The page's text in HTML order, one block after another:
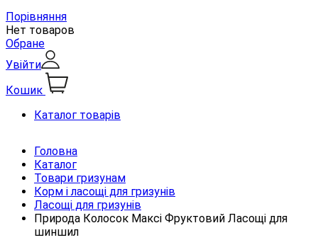
Порівняння
Нет товаров
Обране
Увійти
Кошик
Каталог товарів
Головна
Каталог
Товари гризунам
Корм і ласощі для гризунів
Ласощі для гризунів
Природа Колосок Максі Фруктовий Ласощі для
шиншил